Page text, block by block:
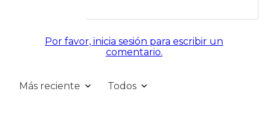
Por favor, inicia sesión para escribir un
comentario.
Más reciente Todos